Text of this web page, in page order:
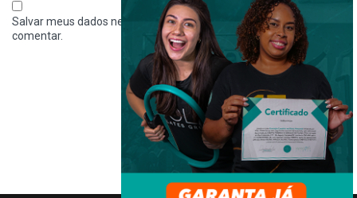
Salvar meus dados neste navegador para a próxima vez que eu
comentar.